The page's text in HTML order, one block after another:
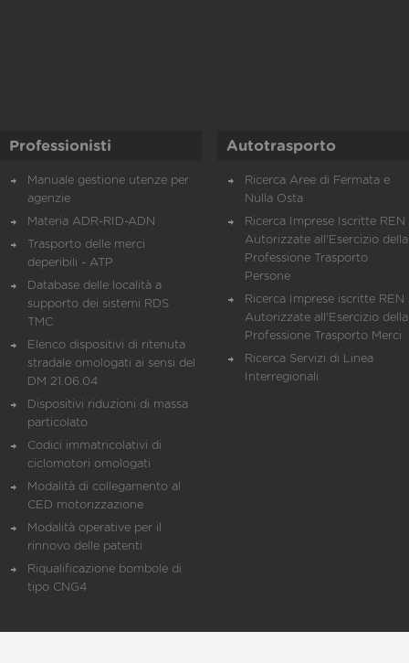
Professionisti
Manuale gestione utenze per
agenzie
Materia ADR-RID-ADN
Trasporto delle merci
deperibili - ATP
Database delle località a
supporto dei sistemi RDS
TMC
Elenco dispositivi di ritenuta
stradale omologati ai sensi del
DM 21.06.04
Dispositivi riduzioni di massa
particolato
Codici immatricolativi di
ciclomotori omologati
Modalità di collegamento al
CED motorizzazione
Modalità operative per il
rinnovo delle patenti
Riqualificazione bombole di
tipo CNG4
Autotrasporto
Ricerca Aree di Fermata e
Nulla Osta
Ricerca Imprese Iscritte REN
Autorizzate all'Esercizio della
Professione Trasporto
Persone
Ricerca Imprese iscritte REN
Autorizzate all'Esercizio della
Professione Trasporto Merci
Ricerca Servizi di Linea
Interregionali